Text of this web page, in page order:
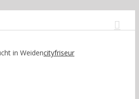
in Weidencityfriseur